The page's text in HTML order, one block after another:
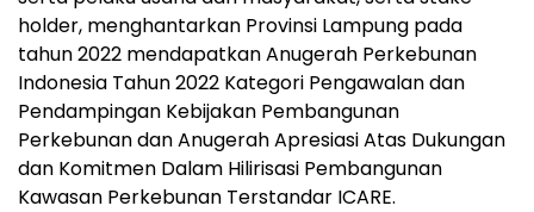
holder, menghantarkan Provinsi Lampung pada
tahun 2022 mendapatkan Anugerah Perkebunan
Indonesia Tahun 2022 Kategori Pengawalan dan
Pendampingan Kebijakan Pembangunan
Perkebunan dan Anugerah Apresiasi Atas Dukungan
dan Komitmen Dalam Hilirisasi Pembangunan
Kawasan Perkebunan Terstandar ICARE.